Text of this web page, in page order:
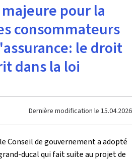
pour la
consommateurs
le droit
dans la loi
Dernière modification le 15.04.2026
Conseil de gouvernement a adopté
ducal qui fait suite au projet de